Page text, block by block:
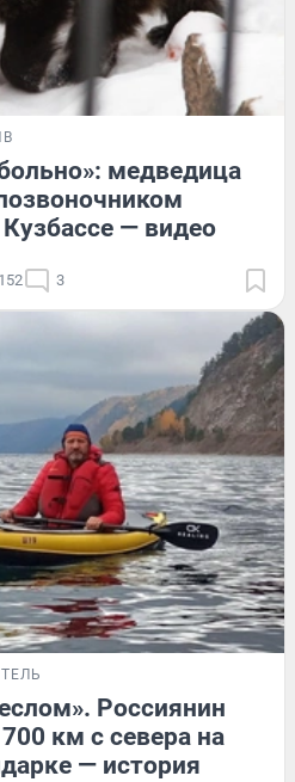
медведица
— видео
3
Россиянин
км с севера на
— история